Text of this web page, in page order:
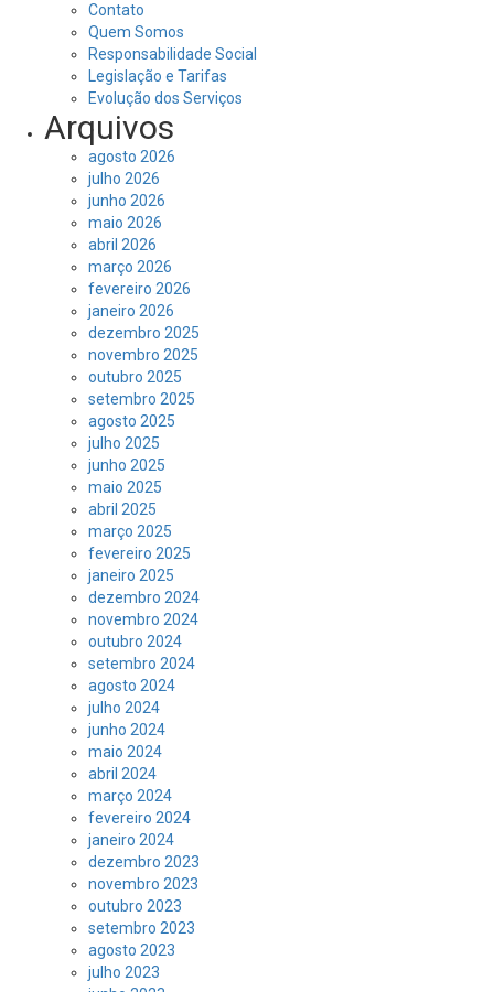
Contato
Quem Somos
Responsabilidade Social
Legislação e Tarifas
Evolução dos Serviços
Arquivos
agosto 2026
julho 2026
junho 2026
maio 2026
abril 2026
março 2026
fevereiro 2026
janeiro 2026
dezembro 2025
novembro 2025
outubro 2025
setembro 2025
agosto 2025
julho 2025
junho 2025
maio 2025
abril 2025
março 2025
fevereiro 2025
janeiro 2025
dezembro 2024
novembro 2024
outubro 2024
setembro 2024
agosto 2024
julho 2024
junho 2024
maio 2024
abril 2024
março 2024
fevereiro 2024
janeiro 2024
dezembro 2023
novembro 2023
outubro 2023
setembro 2023
agosto 2023
julho 2023